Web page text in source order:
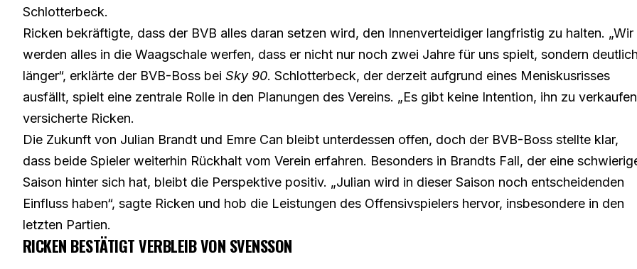
Schlotterbeck.
Ricken bekräftigte, dass der BVB alles daran setzen wird, den Innenverteidiger langfristig zu halten. „Wir
werden alles in die Waagschale werfen, dass er nicht nur noch zwei Jahre für uns spielt, sondern deutlich
länger“, erklärte der BVB-Boss bei Sky 90. Schlotterbeck, der derzeit aufgrund eines Meniskusrisses
ausfällt, spielt eine zentrale Rolle in den Planungen des Vereins. „Es gibt keine Intention, ihn zu
versicherte Ricken.
Die Zukunft von Julian Brandt und Emre Can bleibt unterdessen offen, doch der BVB-Boss stellte klar,
dass beide Spieler weiterhin Rückhalt vom Verein erfahren. Besonders in Brandts Fall, der eine
Saison hinter sich hat, bleibt die Perspektive positiv. „Julian wird in dieser Saison noch entscheidenden
Einfluss haben“, sagte Ricken und hob die Leistungen des Offensivspielers hervor, insbesondere in den
letzten Partien.
RICKEN BESTÄTIGT VERBLEIB VON SVENSSON